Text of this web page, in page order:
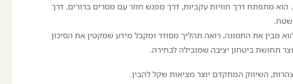
הוא מתפתח דרך חוויות עקביות, דרך מפגש חוזר עם מסרים ברורים, דרך
מבין את התמונה, רואה תהליך מסודר ומקבל מידע שמקטין את הסיכון
תחושת ביטחון יציבה שמובילה לבחירה.
השיווק המתקדם יוצר מציאות שקל להבין.